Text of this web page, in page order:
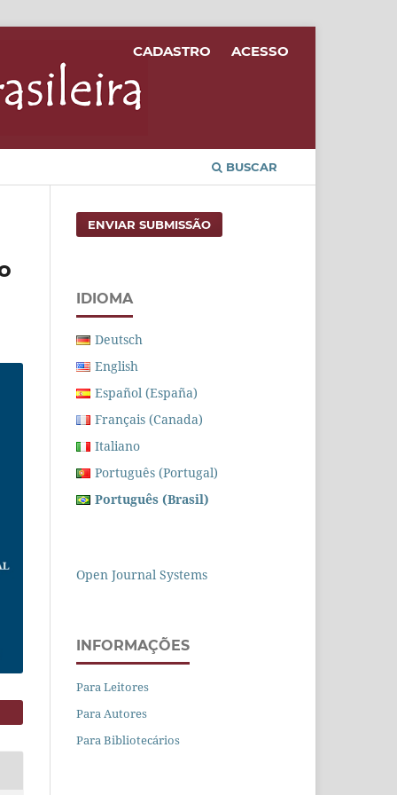
BUSCAR
CADASTRO ACESSO
ENVIAR SUBMISSÃO
IDIOMA
Deutsch
English
Español (España)
Français (Canada)
Italiano
Português (Portugal)
Português (Brasil)
Open Journal Systems
INFORMAÇÕES
Para Leitores
Para Autores
Para Bibliotecários